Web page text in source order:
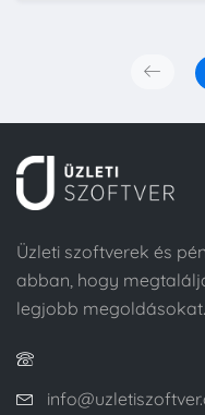
Üzleti szoftverek és
abban, hogy
legjobb megoldásokat.